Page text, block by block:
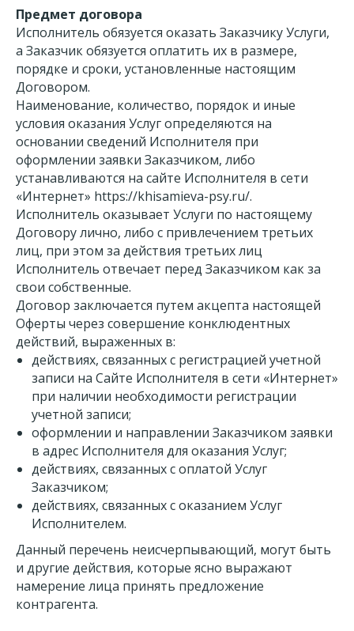
Предмет договора
Исполнитель обязуется оказать Заказчику Услуги,
а Заказчик обязуется оплатить их в размере,
порядке и сроки, установленные настоящим
Договором.
Наименование, количество, порядок и иные
условия оказания Услуг определяются на
основании сведений Исполнителя при
оформлении заявки Заказчиком, либо
устанавливаются на сайте Исполнителя в сети
«Интернет» https://khisamieva-psy.ru/.
Исполнитель оказывает Услуги по настоящему
Договору лично, либо с привлечением третьих
лиц, при этом за действия третьих лиц
Исполнитель отвечает перед Заказчиком как за
свои собственные.
Договор заключается путем акцепта настоящей
Оферты через совершение конклюдентных
действий, выраженных в:
действиях, связанных с регистрацией учетной
записи на Сайте Исполнителя в сети «Интернет»
при наличии необходимости регистрации
учетной записи;
оформлении и направлении Заказчиком заявки
в адрес Исполнителя для оказания Услуг;
действиях, связанных с оплатой Услуг
Заказчиком;
действиях, связанных с оказанием Услуг
Исполнителем.
Данный перечень неисчерпывающий, могут быть
и другие действия, которые ясно выражают
намерение лица принять предложение
контрагента.